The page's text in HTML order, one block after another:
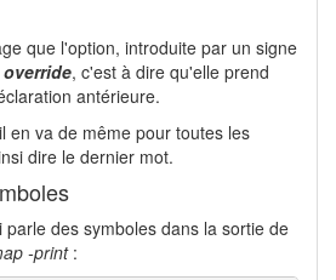
que l'option, introduite par un signe
override, c'est à dire qu'elle prend
antérieure.
en va de même pour toutes les
dire le dernier mot.
parle des symboles dans la sortie de
-print: